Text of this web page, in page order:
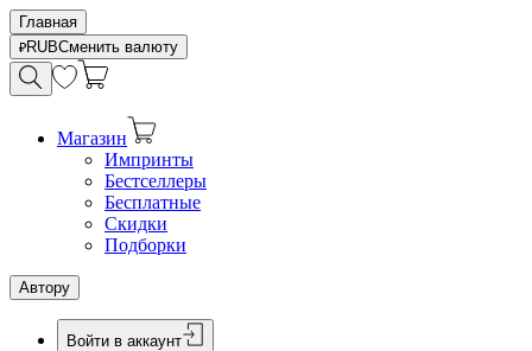
Главная
RUBСменить валюту
Магазин
Импринты
Бестселлеры
Бесплатные
Скидки
Подборки
Автору
Войти в аккаунт